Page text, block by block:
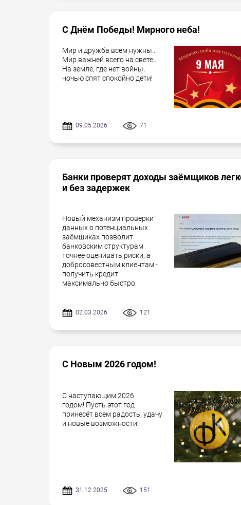
С Днём Победы! Мирного неба!
Мир и дружба всем нужны...
Мир важней всего на свете...
На земле, где нет войны,
ночью спят спокойно дети!
09.05.2026 71
Банки проверят доходы заёмщиков
и без задержек
Новый механизм проверки
данных о потенциальных
заёмщиках позволит
банковским структурам
точнее оценивать риски, а
добросовестным клиентам -
получить кредит
максимально быстро.
02.03.2026 121
С Новым 2026 годом!
С наступающим 2026
годом! Пусть этот год
принесёт всем радость, удачу
и новые возможности!
31.12.2025 151